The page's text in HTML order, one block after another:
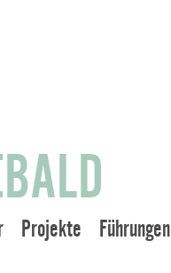
Projekte Führungen